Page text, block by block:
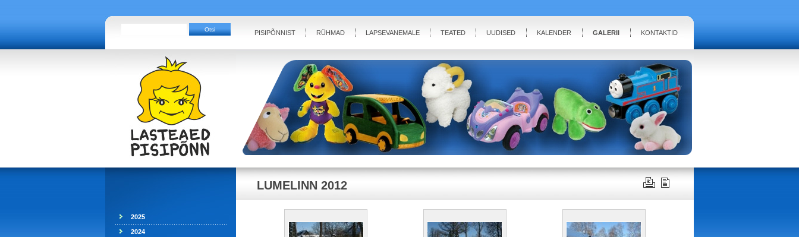
PISIPÕNNIST RÜHMAD LAPSEVANEMALE TEATED UUDISED KALENDER GALERII KONTAKTID
2025
2024
LUMELINN 2012